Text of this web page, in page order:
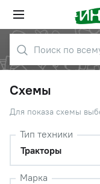
Схемы
Для показа схемы
Тип техники
Тракторы
Марка